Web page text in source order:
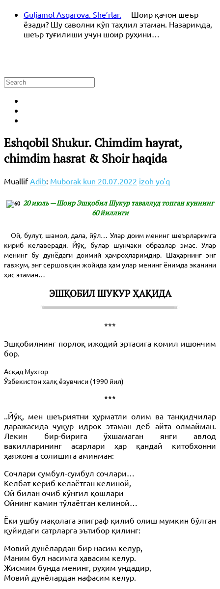
Guljamol Asqarova. She’rlar.
Шоир қачон шеър
ёзади? Шу саволни кўп таҳлил этаман. Назаримда,
шеър туғилиши учун шоир руҳини…
Eshqobil Shukur. Chimdim hayrat,
chimdim hasrat & Shoir haqida
Muallif Adib: Muborak kun 20.07.2022 izoh yo'q
20 июль — Шоир Эшқобил Шукур таваллуд топган куннинг
60 йиллиги
Ой, булут, шамол, дала, йўл… Улар доим менинг шеърларимга
кириб келаверади. Йўқ, булар шунчаки образлар эмас. Улар
менинг бу дунёдаги доимий ҳамроҳларимдир. Шаҳарнинг энг
гавжум, энг сершовқин жойида ҳам улар менинг ёнимда эканини
ҳис этаман…
ЭШҚОБИЛ ШУКУР ҲАҚИДА
***
Эшқобилнинг порлоқ ижодий эртасига комил ишончим
бор.
Асқад Мухтор
Ўзбекистон халқ ёзувчиси (1990 йил)
***
..Йўқ, мен шеъриятни ҳурматли олим ва танқидчилар
даражасида чуқур идрок этаман деб айта олмайман.
Лекин бир-бирига ўхшамаган янги авлод
вакилларининг асарлари ҳар қандай китобхонни
ҳаяжонга солишига аминман:
Сочлари сумбул-сумбул сочлари…
Келбат кериб келаётган келиной,
Ой билан очиб кўнгил қошлари
Ойнинг камин тўлаётган келиной…
Ёки ушбу мақолага эпиграф қилиб олиш мумкин бўлган
қуйидаги сатрларга эътибор қилинг:
Мовий дунёлардан бир насим келур,
Маним бул насимга ҳавасим келур.
Жисмим бунда менинг, руҳим ундадир,
Мовий дунёлардан нафасим келур.